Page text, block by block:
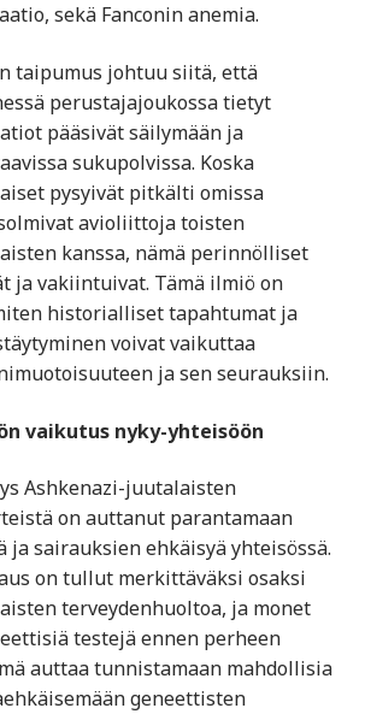
sekä Fanconin anemia.
taipumus johtuu siitä, että
perustajajoukossa tietyt
pääsivät säilymään ja
sukupolvissa. Koska
pysyivät pitkälti omissa
avioliittoja toisten
kanssa, nämä perinnölliset
ja vakiintuivat. Tämä ilmiö on
historialliset tapahtumat ja
voivat vaikuttaa
ja sen seurauksiin.
vaikutus nyky-yhteisöön
Ashkenazi-juutalaisten
on auttanut parantamaan
ja sairauksien ehkäisyä yhteisössä.
on tullut merkittäväksi osaksi
terveydenhuoltoa, ja monet
testejä ennen perheen
auttaa tunnistamaan mahdollisia
geneettisten